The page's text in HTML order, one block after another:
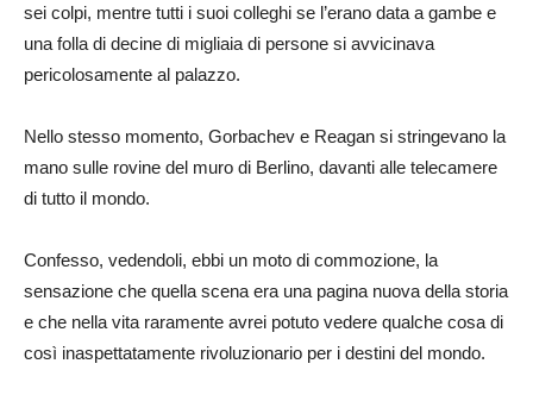
sei colpi, mentre tutti i suoi colleghi se l’erano data a gambe e
una folla di decine di migliaia di persone si avvicinava
pericolosamente al palazzo.
Nello stesso momento, Gorbachev e Reagan si stringevano la
mano sulle rovine del muro di Berlino, davanti alle telecamere
di tutto il mondo.
Confesso, vedendoli, ebbi un moto di commozione, la
sensazione che quella scena era una pagina nuova della storia
e che nella vita raramente avrei potuto vedere qualche cosa di
così inaspettatamente rivoluzionario per i destini del mondo.